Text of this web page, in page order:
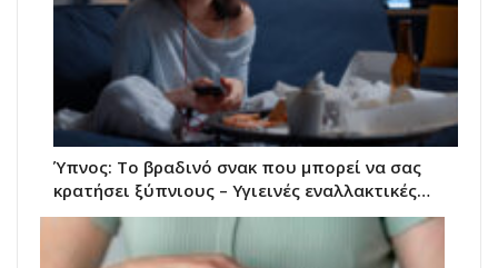
Ύπνος: Το βραδινό σνακ που μπορεί να σας
κρατήσει ξύπνιους – Υγιεινές εναλλακτικές…